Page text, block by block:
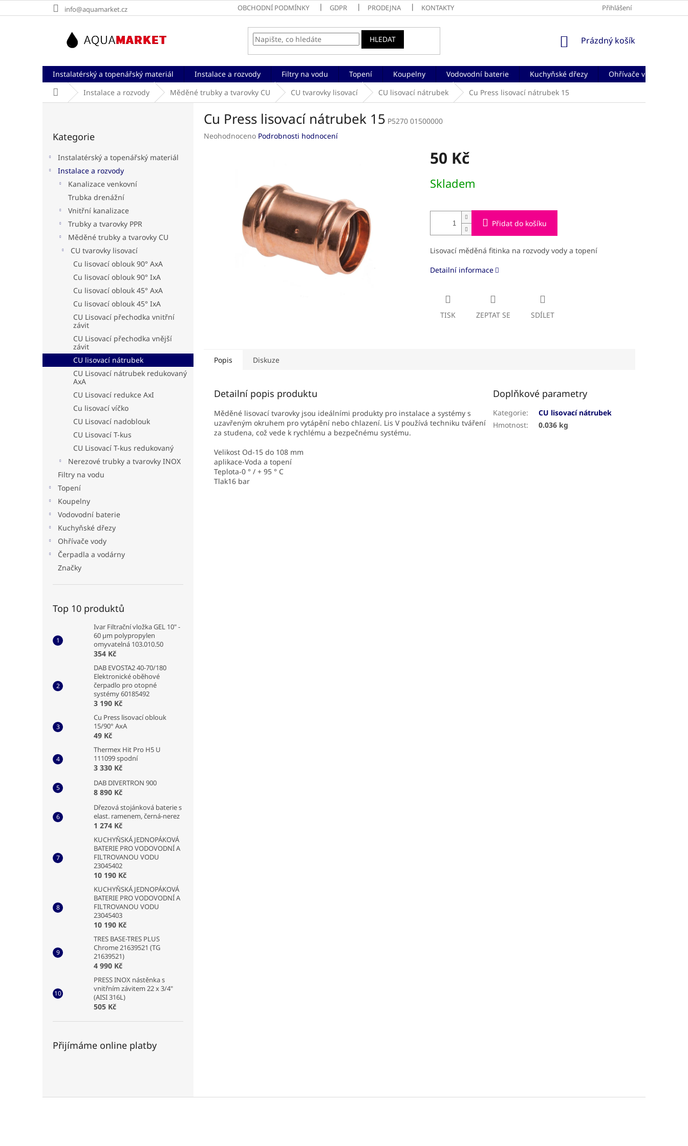
na
info@aquamarket.cz OBCHODNÍ PODMÍNKY GDPR PRODEJNA KONTAKTY Přihlášení
HLEDAT
NÁKUPNÍ
Prázdný košík
Instalatérský a topenářský materiál Instalace a rozvody Filtry na vodu Topení Koupelny Vodovodní baterie Kuchyňské dřezy Ohřívače vody
Domů Instalace a rozvody Měděné trubky a tvarovky CU CU tvarovky lisovací CU lisovací nátrubek Cu Press lisovací nátrubek 15
kategorie
Kategorie
Instalatérský a topenářský materiál
Instalace a rozvody
Kanalizace venkovní
Trubka drenážní
Vnitřní kanalizace
Trubky a tvarovky PPR
Měděné trubky a tvarovky CU
CU tvarovky lisovací
Cu lisovací oblouk 90° AxA
Cu lisovací oblouk 90° IxA
Cu lisovací oblouk 45° AxA
Cu lisovací oblouk 45° IxA
CU Lisovací přechodka vnitřní
závit
CU Lisovací přechodka vnější
závit
CU lisovací nátrubek
CU Lisovací nátrubek redukovaný
AxA
CU Lisovací redukce AxI
Cu lisovací víčko
CU Lisovací nadoblouk
CU Lisovací T-kus
CU Lisovací T-kus redukovaný
Nerezové trubky a tvarovky INOX
Filtry na vodu
Topení
Koupelny
Vodovodní baterie
Kuchyňské dřezy
Ohřívače vody
Čerpadla a vodárny
Značky
Top 10 produktů
Ivar Filtrační vložka GEL 10" -
60 µm polypropylen
omyvatelná 103.010.50
354 Kč
DAB EVOSTA2 40-70/180
Elektronické oběhové
čerpadlo pro otopné
systémy 60185492
3 190 Kč
Cu Press lisovací oblouk
15/90° AxA
49 Kč
Thermex Hit Pro H5 U
111099 spodní
3 330 Kč
DAB DIVERTRON 900
8 890 Kč
Dřezová stojánková baterie s
elast. ramenem, černá-nerez
1 274 Kč
KUCHYŇSKÁ JEDNOPÁKOVÁ
BATERIE PRO VODOVODNÍ A
FILTROVANOU VODU
23045402
10 190 Kč
KUCHYŇSKÁ JEDNOPÁKOVÁ
BATERIE PRO VODOVODNÍ A
FILTROVANOU VODU
23045403
10 190 Kč
TRES BASE-TRES PLUS
Chrome 21639521 (TG
21639521)
4 990 Kč
PRESS INOX nástěnka s
vnitřním závitem 22 x 3/4"
(AISI 316L)
505 Kč
Přijímáme online platby
Cu Press lisovací nátrubek 15 P5270 01500000
Průměrné
Neohodnoceno Podrobnosti hodnocení
50 Kč
cena:
Skladem
Přidat do košíku
Lisovací měděná fitinka na rozvody vody a topení
Detailní informace
TISK ZEPTAT SE SDÍLET
Popis Diskuze
Detailní popis produktu
Měděné lisovací tvarovky jsou ideálními produkty pro instalace a systémy s
uzavřeným okruhem pro vytápění nebo chlazení. Lis V používá techniku ​​tváření
za studena, což vede k rychlému a bezpečnému systému.
Velikost Od-15 do 108 mm
aplikace-Voda a topení
Teplota-0 ° / + 95 ° C
Tlak16 bar
Doplňkové parametry
Kategorie:
CU lisovací nátrubek
Hmotnost: 0.036 kg